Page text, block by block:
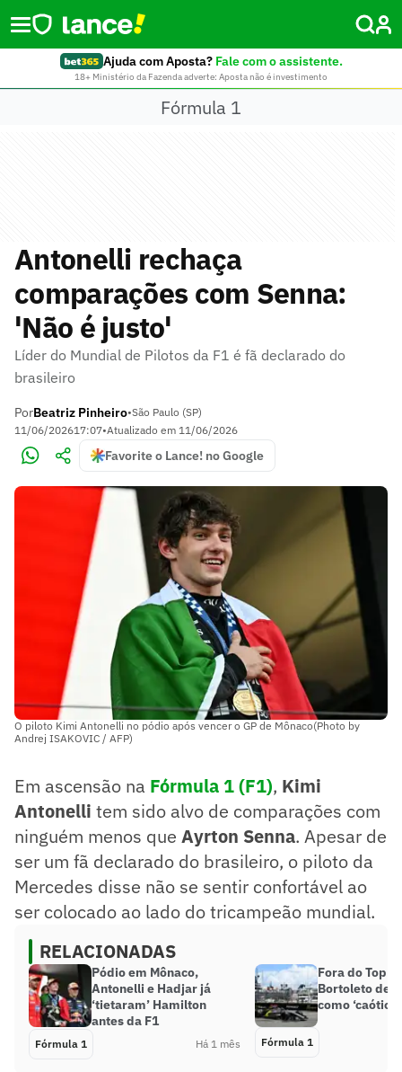
Ajuda com Aposta? Fale com o assistente.
18+ Ministério da Fazenda adverte: Aposta não é investimento
Fórmula 1
Antonelli rechaça
comparações com Senna:
'Não é justo'
Líder do Mundial de Pilotos da F1 é fã declarado do
brasileiro
PorBeatriz Pinheiro•São Paulo (SP)
11/06/202617:07•Atualizado em 11/06/2026
Favorite o Lance! no Google
O piloto Kimi Antonelli no pódio após vencer o GP de Mônaco(Photo by
Andrej ISAKOVIC / AFP)
Em ascensão na Fórmula 1 (F1), Kimi
Antonelli tem sido alvo de comparações com
ninguém menos que Ayrton Senna. Apesar de
ser um fã declarado do brasileiro, o piloto da
Mercedes disse não se sentir confortável ao
ser colocado ao lado do tricampeão mundial.
RELACIONADAS
Pódio em Mônaco,
Antonelli e Hadjar já
‘tietaram’ Hamilton
antes da F1
Fórmula 1 Há 1 mês
Fora do Top
Bortoleto
como ‘caótico’
Fórmula 1